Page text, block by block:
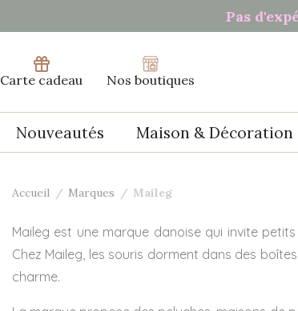
Pas
Carte cadeau Nos boutiques
Nouveautés Maison & Décoration
Accueil Marques Maileg
Maileg est une marque danoise qui invite
Chez Maileg, les souris dorment dans des
charme.